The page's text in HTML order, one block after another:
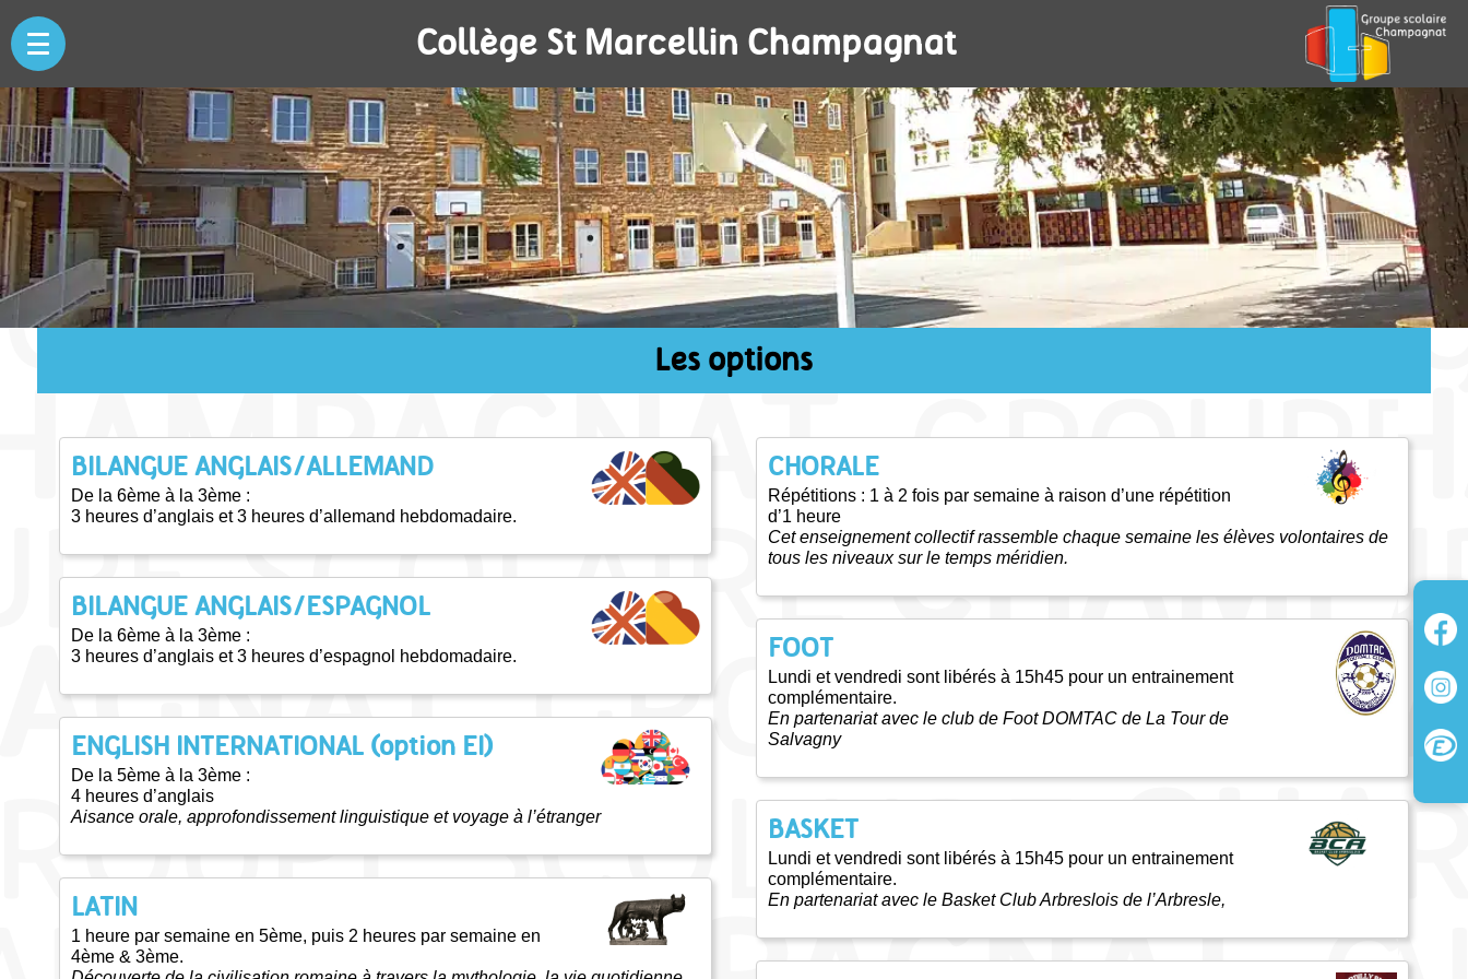
Collège St Marcellin Champagnat
Les options
BILANGUE ANGLAIS/ALLEMAND
De la 6ème à la 3ème :
3 heures d’anglais et 3 heures d’allemand hebdomadaire.
BILANGUE ANGLAIS/ESPAGNOL
De la 6ème à la 3ème :
3 heures d’anglais et 3 heures d’espagnol hebdomadaire.
ENGLISH INTERNATIONAL (option EI)
De la 5ème à la 3ème :
4 heures d’anglais
Aisance orale, approfondissement linguistique et voyage à l’étranger
LATIN
1 heure par semaine en 5ème, puis 2 heures par semaine en
4ème & 3ème.
CHORALE
Répétitions : 1 à 2 fois par semaine à raison d’une répétition
d’1 heure
Cet enseignement collectif rassemble chaque semaine les élèves volontaires de
tous les niveaux sur le temps méridien.
FOOT
Lundi et vendredi sont libérés à 15h45 pour un entrainement
complémentaire.
En partenariat avec le club de Foot DOMTAC de La Tour de
Salvagny
BASKET
Lundi et vendredi sont libérés à 15h45 pour un entrainement
complémentaire.
En partenariat avec le Basket Club Arbreslois de l’Arbresle,